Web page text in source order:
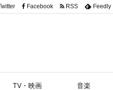
TV・映画 音楽
Facebook RSS Feedly